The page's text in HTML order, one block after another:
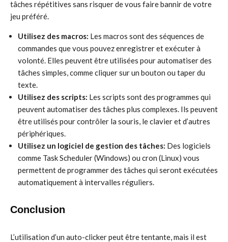
tâches répétitives sans risquer de vous faire bannir de votre
jeu préféré.
Utilisez des macros: Les macros sont des séquences de
commandes que vous pouvez enregistrer et exécuter à
volonté. Elles peuvent être utilisées pour automatiser des
tâches simples, comme cliquer sur un bouton ou taper du
texte.
Utilisez des scripts: Les scripts sont des programmes qui
peuvent automatiser des tâches plus complexes. Ils peuvent
être utilisés pour contrôler la souris, le clavier et d’autres
périphériques.
Utilisez un logiciel de gestion des tâches: Des logiciels
comme Task Scheduler (Windows) ou cron (Linux) vous
permettent de programmer des tâches qui seront exécutées
automatiquement à intervalles réguliers.
Conclusion
L’utilisation d’un auto-clicker peut être tentante, mais il est